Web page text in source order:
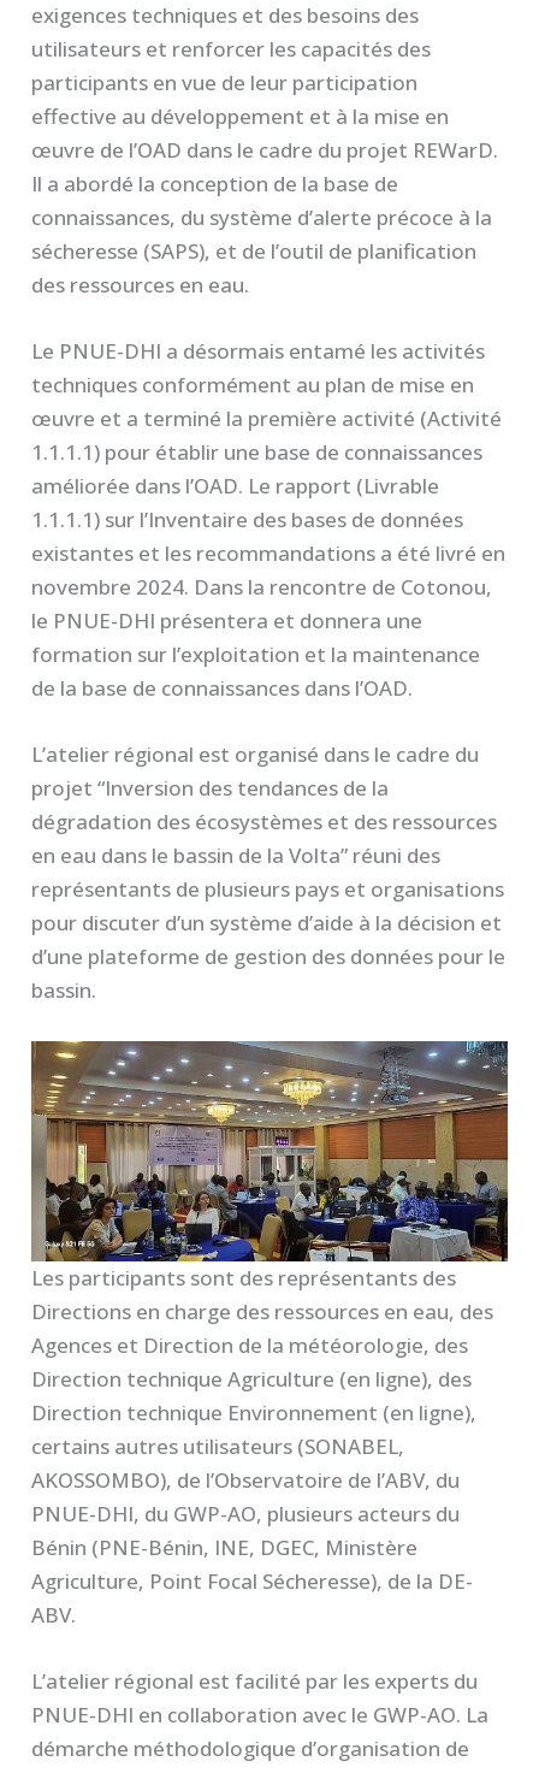
exigences techniques et des besoins des
utilisateurs et renforcer les capacités des
participants en vue de leur participation
effective au développement et à la mise en
œuvre de l’OAD dans le cadre du projet REWarD.
Il a abordé la conception de la base de
connaissances, du système d’alerte précoce à la
sécheresse (SAPS), et de l’outil de planification
des ressources en eau.
Le PNUE-DHI a désormais entamé les activités
techniques conformément au plan de mise en
œuvre et a terminé la première activité (Activité
1.1.1.1) pour établir une base de connaissances
améliorée dans l’OAD. Le rapport (Livrable
1.1.1.1) sur l’Inventaire des bases de données
existantes et les recommandations a été livré en
novembre 2024. Dans la rencontre de Cotonou,
le PNUE-DHI présentera et donnera une
formation sur l’exploitation et la maintenance
de la base de connaissances dans l’OAD.
L’atelier régional est organisé dans le cadre du
projet “Inversion des tendances de la
dégradation des écosystèmes et des ressources
en eau dans le bassin de la Volta” réuni des
représentants de plusieurs pays et organisations
pour discuter d’un système d’aide à la décision et
d’une plateforme de gestion des données pour le
bassin.
Les participants sont des représentants des
Directions en charge des ressources en eau, des
Agences et Direction de la météorologie, des
Direction technique Agriculture (en ligne), des
Direction technique Environnement (en ligne),
certains autres utilisateurs (SONABEL,
AKOSSOMBO), de l’Observatoire de l’ABV, du
PNUE-DHI, du GWP-AO, plusieurs acteurs du
Bénin (PNE-Bénin, INE, DGEC, Ministère
Agriculture, Point Focal Sécheresse), de la DE-
ABV.
L’atelier régional est facilité par les experts du
PNUE-DHI en collaboration avec le GWP-AO. La
démarche méthodologique d’organisation de